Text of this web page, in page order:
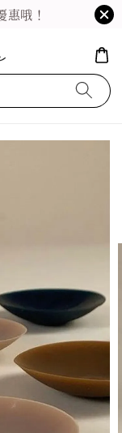
哦！